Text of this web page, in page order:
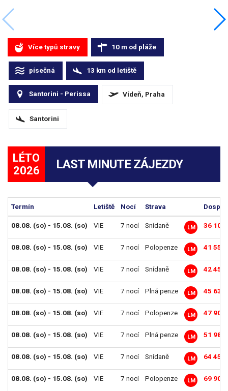
Více typů stravy 10 m od pláže
písečná 13 km od letiště
Santorini - Perissa Vídeň, Praha
Santorini
LÉTO
2026
LAST MINUTE ZÁJEZDY
Termín Letiště Nocí Strava Dosp.
08.08. (so) - 15.08. (so) VIE 7 nocí Snídaně LM 36 108
08.08. (so) - 15.08. (so) VIE 7 nocí Polopenze LM 41 552
08.08. (so) - 15.08. (so) VIE 7 nocí Snídaně LM 42 459
08.08. (so) - 15.08. (so) VIE 7 nocí Plná penze LM 45 634
08.08. (so) - 15.08. (so) VIE 7 nocí Polopenze LM 47 902
08.08. (so) - 15.08. (so) VIE 7 nocí Plná penze LM 51 984
08.08. (so) - 15.08. (so) VIE 7 nocí Snídaně LM 64 458
08.08. (so) - 15.08. (so) VIE 7 nocí Polopenze LM 69 902